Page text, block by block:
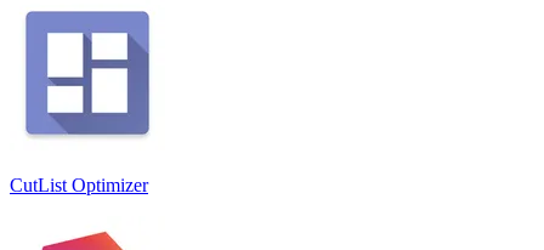
CutList Optimizer